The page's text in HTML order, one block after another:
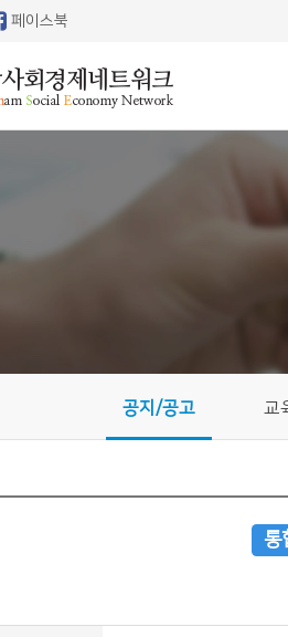
페이스북
공지/공고 교
통